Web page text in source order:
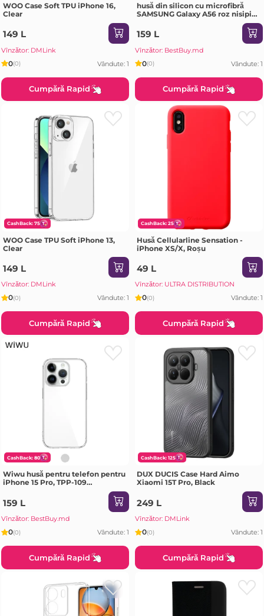
WOO Case Soft TPU iPhone 16,
Clear
149 L
Vînzător: DMLink
0(0) Vândute: 1
Cumpără Rapid
husă din silicon cu microfibră
SAMSUNG Galaxy A56 roz nisipiu
159 L
Vînzător: BestBuy.md
0(0) Vândute: 1
Cumpără Rapid
CashBack: 75
WOO Case TPU Soft iPhone 13,
Clear
149 L
Vînzător: DMLink
0(0) Vândute: 1
Cumpără Rapid
CashBack: 25
Husă Cellularline Sensation -
iPhone XS/X, Roșu
49 L
Vînzător: ULTRA DISTRIBUTION
0(0) Vândute: 1
Cumpără Rapid
CashBack: 80
Wiwu husă pentru telefon pentru
iPhone 15 Pro, TPP-109
159 L
Vînzător: BestBuy.md
0(0) Vândute: 1
Cumpără Rapid
CashBack: 125
DUX DUCIS Case Hard Aimo
Xiaomi 15T Pro, Black
249 L
Vînzător: DMLink
0(0) Vândute: 1
Cumpără Rapid